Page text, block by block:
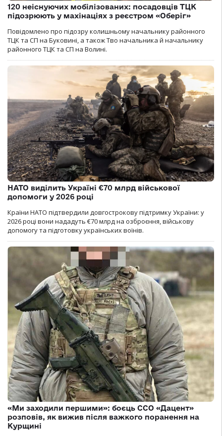
120 неіснуючих мобілізованих: посадовців ТЦК
підозрюють у махінаціях з реєстром «Оберіг»
Повідомлено про підозру колишньому начальнику районного
ТЦК та СП на Буковині, а також Тво начальника й начальнику
районного ТЦК та СП на Волині.
НАТО виділить Україні €70 млрд військової
допомоги у 2026 році
Країни НАТО підтвердили довгострокову підтримку України: у
2026 році вони нададуть €70 млрд на озброєння, військову
допомогу та підготовку українських воїнів.
«Ми заходили першими»: боєць ССО «Дацент»
розповів, як вижив після важкого поранення на
Курщині